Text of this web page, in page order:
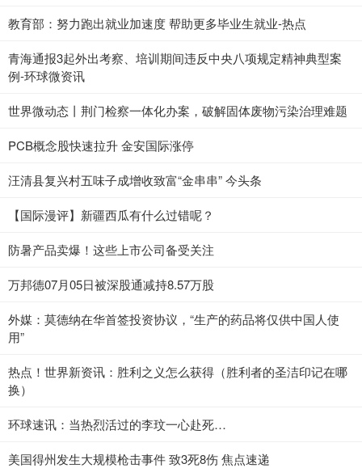
教育部：努力跑出就业加速度 帮助更多毕业生就业-热点
青海通报3起外出考察、培训期间违反中央八项规定精神典型案
例-环球微资讯
世界微动态丨荆门检察一体化办案，破解固体废物污染治理难题
PCB概念股快速拉升 金安国际涨停
汪清县复兴村五味子成增收致富“金串串” 今头条
【国际漫评】新疆西瓜有什么过错呢？
防暑产品卖爆！这些上市公司备受关注
万邦德07月05日被深股通减持8.57万股
外媒：莫德纳在华首签投资协议，“生产的药品将仅供中国人使
用”
热点！世界新资讯：胜利之义怎么获得（胜利者的圣洁印记在哪
换）
环球速讯：当热烈活过的李玟一心赴死…
美国得州发生大规模枪击事件 致3死8伤 焦点速递